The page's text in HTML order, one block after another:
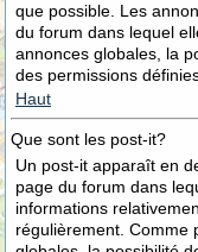
que possible. Les
du forum dans lequel
annonces globales, la
des permissions
Haut
Que sont les post-it?
Un post-it apparaît en
page du forum dans
informations
régulièrement. Comme